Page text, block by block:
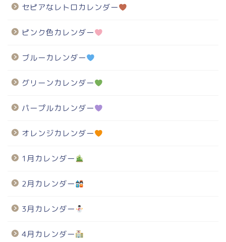
セピアなレトロカレンダー
ピンク色カレンダー
ブルーカレンダー
グリーンカレンダー
パープルカレンダー
オレンジカレンダー
1月カレンダー
2月カレンダー
3月カレンダー
4月カレンダー